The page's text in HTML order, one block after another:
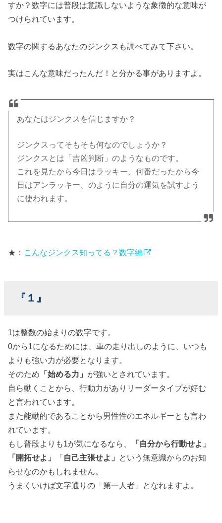
› 『３』
› 『４』
› 『５』
› 『７』
› 『22』
› 関連する記事
すか？数字には普段は意識しないような象徴的な意味が
つけられています。
数字の関するあなたのジンクスも調べてみて下さい。
実はこんな意味だったんだ！と分かる事がありますよ。
あなたはジンクスを信じますか？
ジンクスってそもそも何なのでしょうか？
ジンクスとは「吉凶判断」のようなものです。
これを見たから今日はラッキー、何番だったから今
日はアンラッキー、のように自分の運気を試すよう
に使われます。
★： こんなジンクス知ってる？数字編
『１』
1は整数の始まりの数字です。
0から1になるためには、車の走り出しのように、いつも
よりも強い力が必要となります。
そのため 「始める力」 が強いとされています。
自ら動くことから、行動力がありリーダータイプが好む
と言われています。
また能動的であることから男性性のエネルギーとも言わ
れています。
もし普段よりも1が気になるなら、
「自分から行動せよ」
「開拓せよ」
「 自己主張せよ」 という無意識からのお知
らせなのかもしれません。
うまくいけば文字通りの「第一人者」となれますよ。